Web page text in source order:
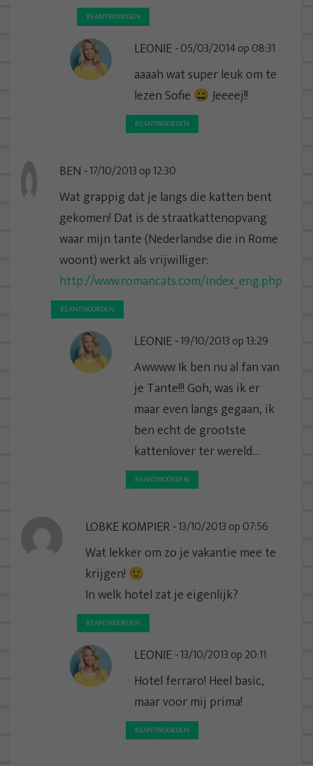
BEANTWOORDEN
LEONIE 05/03/2014 op 08:31
aaaah wat super leuk om te
lezen Sofie 😀 Jeeeej!!
BEANTWOORDEN
BEN 17/10/2013 op 12:30
Wat grappig dat je langs die katten bent
gekomen! Dat is de straatkattenopvang
waar mijn tante (Nederlandse die in Rome
woont) werkt als vrijwilliger:
http://www.romancats.com/index_eng.php
BEANTWOORDEN
LEONIE 19/10/2013 op 13:29
Awwww Ik ben nu al fan van
je Tante!!! Goh, was ik er
maar even langs gegaan, ik
ben echt de grootste
kattenlover ter wereld…
BEANTWOORDEN
LOBKE KOMPIER 13/10/2013 op 07:56
Wat lekker om zo je vakantie mee te
krijgen! 🙂
In welk hotel zat je eigenlijk?
BEANTWOORDEN
LEONIE 13/10/2013 op 20:11
Hotel ferraro! Heel basic,
maar voor mij prima!
BEANTWOORDEN